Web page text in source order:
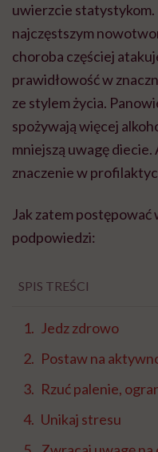
uwierzcie statystykom.
najczęstszym
choroba częściej
prawidłowość w
ze stylem życia.
spożywają więcej
mniejszą uwagę diecie.
znaczenie w
Jak zatem postępować
podpowiedzi:
SPIS TREŚCI
Jedz zdrowo
Postaw na
Rzuć palenie,
Unikaj stresu